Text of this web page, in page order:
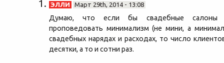
ЭЛЛИ Март 29th, 2014 - 13:08
Думаю, что если бы свадебные салоны
проповедовать минимализм (не мини, а
свадебных нарядах и расходах, то число
десятки, а то и сотни раз.